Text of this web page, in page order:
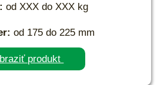
od XXX do XXX kg
od 175 do 225 mm
produkt